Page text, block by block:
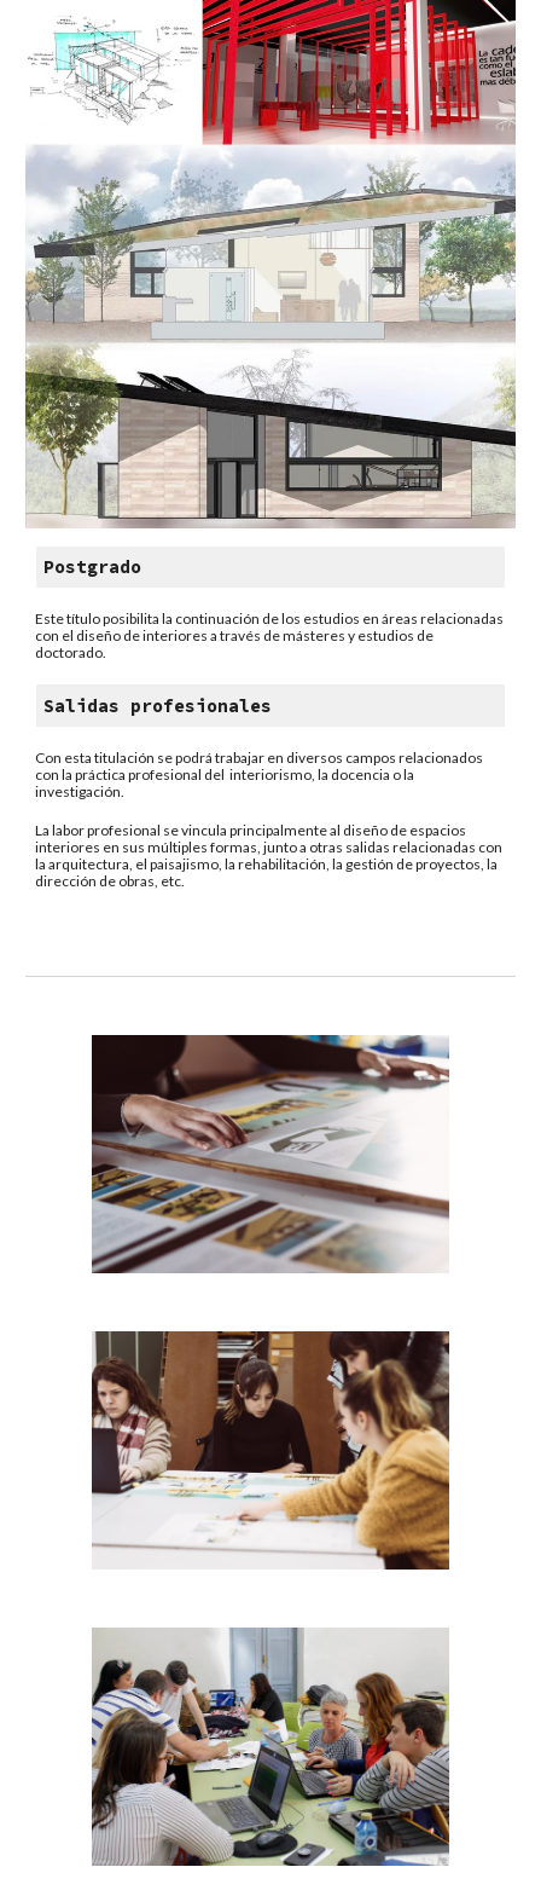
Postgrado
Este título posibilita la continuación de los estudios en áreas relacionadas
con el diseño de interiores a través de másteres y estudios de
doctorado.
Salidas profesionales
Con esta titulación se podrá trabajar en diversos campos relacionados
con la práctica profesional del interiorismo, la docencia o la
investigación.
La labor profesional se vincula principalmente al diseño de espacios
interiores en sus múltiples formas, junto a otras salidas relacionadas con
la arquitectura, el paisajismo, la rehabilitación, la gestión de proyectos, la
dirección de obras, etc.